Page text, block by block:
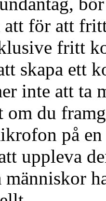
att för att
fritt
skapa ett
inte att ta
om du
på
uppleva
människor